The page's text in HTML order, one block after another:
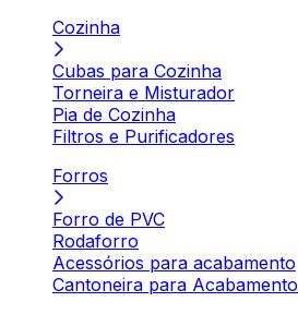
Cozinha
Cubas para Cozinha
Torneira e Misturador
Pia de Cozinha
Filtros e Purificadores
Forros
Forro de PVC
Rodaforro
Acessórios para acabamento
Cantoneira para Acabamento